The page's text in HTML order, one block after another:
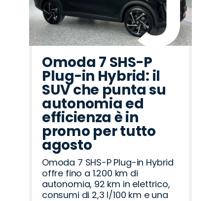
Omoda 7 SHS-P
Plug-in Hybrid: il
SUV che punta su
autonomia ed
efficienza è in
promo per tutto
agosto
Omoda 7 SHS-P Plug-in Hybrid
offre fino a 1.200 km di
autonomia, 92 km in elettrico,
consumi di 2,3 l/100 km e una